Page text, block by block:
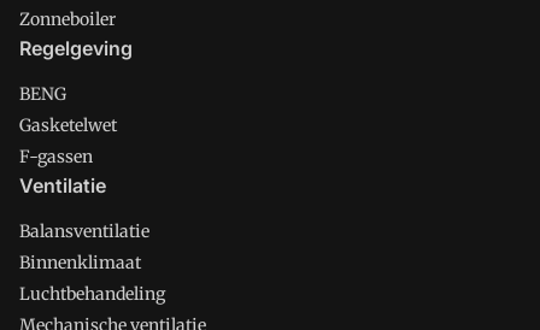
Zonneboiler
Regelgeving
BENG
Gasketelwet
F-gassen
Ventilatie
Balansventilatie
Binnenklimaat
Luchtbehandeling
Mechanische ventilatie